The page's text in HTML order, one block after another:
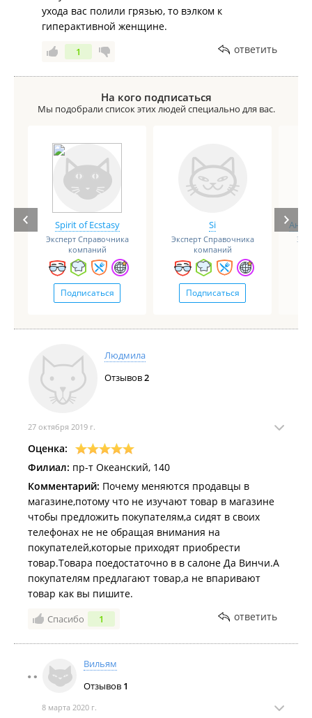
ухода вас полили грязью, то вэлком к
гиперактивной женщине.
1 ответить
На кого подписаться
Мы подобрали список этих людей специально для вас.
Spirit of Ecstasy
Эксперт Справочника
компаний
Подписаться
Si
Эксперт Справочника
компаний
Подписаться
Людмила
Отзывов2
27 октября 2019 г.
Оценка:
Филиал: пр-т Океанский, 140
Комментарий: Почему меняются продавцы в
магазине,потому что не изучают товар в магазине
чтобы предложить покупателям,а сидят в своих
телефонах не не обращая внимания на
покупателей,которые приходят приобрести
товар.Товара поедостаточно в в салоне Да Винчи.А
покупателям предлагают товар,а не впаривают
товар как вы пишите.
Спасибо 1 ответить
Вильям
Отзывов 1
8 марта 2020 г.